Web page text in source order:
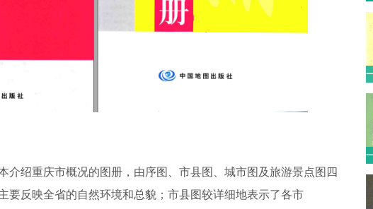
介绍重庆市概况的图册，由序图、市县图、城市图及旅游景点图四
要反映全省的自然环境和总貌；市县图较详细地表示了各市